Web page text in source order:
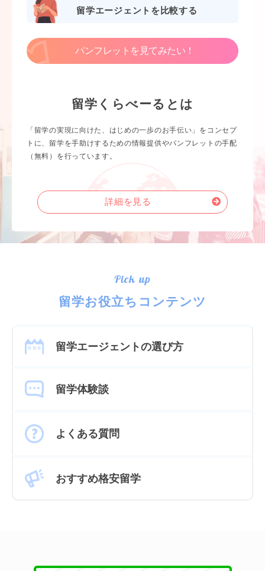
留学エージェントを比較する
パンフレットを見てみたい！
留学くらべーるとは
「留学の実現に向けた、はじめの一歩のお手伝い」をコンセプ
トに、留学を手助けするための情報提供やパンフレットの手配
（無料）を行っています。
詳細を見る
Pick up
留学お役立ちコンテンツ
留学エージェントの選び方
留学体験談
よくある質問
おすすめ格安留学